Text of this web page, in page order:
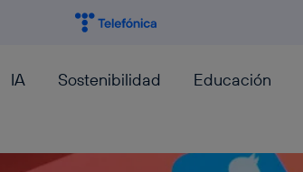
IA Sostenibilidad Educación